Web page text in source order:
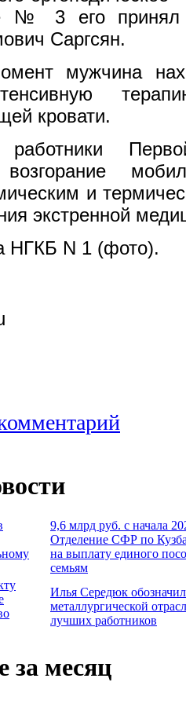
№ 3 его принял
Саргсян.
мужчина
кровати.
работники
и
экстренной
НГКБ N 1 (фото).
9,6 млрд руб. с начала
Отделение СФР по
на выплату единого
семьям
Илья Середюк
металлургической
лучших работников
за месяц